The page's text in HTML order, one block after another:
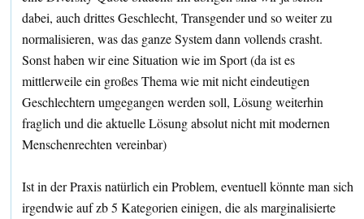
dabei, auch drittes Geschlecht, Transgender und so weiter zu
normalisieren, was das ganze System dann vollends crasht.
Sonst haben wir eine Situation wie im Sport (da ist es
mittlerweile ein großes Thema wie mit nicht eindeutigen
Geschlechtern umgegangen werden soll, Lösung weiterhin
fraglich und die aktuelle Lösung absolut nicht mit modernen
Menschenrechten vereinbar)
Ist in der Praxis natürlich ein Problem, eventuell könnte man sich
irgendwie auf zb 5 Kategorien einigen, die als marginalisierte